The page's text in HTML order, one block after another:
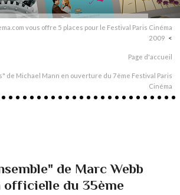
vous offre 5 places pour le Festival Paris Cinéma
2009
Page d'accueil
de Michael Mann en ouverture du 7ème Festival Paris
Cinéma
de Marc Webb
du 35ème